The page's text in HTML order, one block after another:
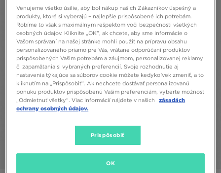
Venujeme všetko úsilie, aby bol nákup našich Zákazníkov úspešný a
produkty, ktoré si vyberajú – najlepšie prispôsobené ich potrebám.
Robíme to však s maximálnym rešpektom voči bezpečnosti všetkých
osobných údajov. Kliknite „OK”, ak chcete, aby sme informácie o
Vašom správaní na našej stránke mohli použiť na prípravu obsahu
personalizovaného priamo pre Vás, vrátane odporúčaní produktov
prispôsobených Vašim potrebám a záujmom, personalizovanej reklamy
či zapamätania si vybraných preferencií. Svoje rozhodnutie aj
nastavenia týkajúce sa súborov cookie môžete kedykoľvek zmeniť, a to
kliknutím na „Prispôsobiť”. Ak nechcete dostávať personalizovanú
ponuku produktov prispôsobenú Vašim preferenciám, vyberte možnosť
„Odmietnuť všetky”. Viac informácií nájdete v našich
zásadách
ochrany osobných údajov.
Prispôsobiť
OK